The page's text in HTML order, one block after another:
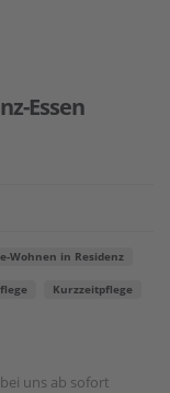
Essen
Wohnen in Residenz
Kurzzeitpflege
uns ab sofort